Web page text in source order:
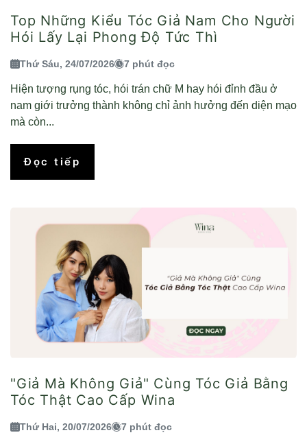
Top Những Kiểu Tóc Giả Nam Cho Người
Hói Lấy Lại Phong Độ Tức Thì
Thứ Sáu, 24/07/2026 7 phút đọc
Hiện tượng rụng tóc, hói trán chữ M hay hói đỉnh đầu ở
nam giới trưởng thành không chỉ ảnh hưởng đến diện mạo
mà còn...
Đọc tiếp
"Giả Mà Không Giả" Cùng Tóc Giả Bằng
Tóc Thật Cao Cấp Wina
Thứ Hai, 20/07/2026 7 phút đọc